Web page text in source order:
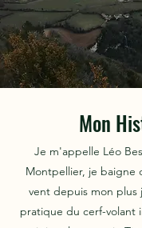
Mon
Je m'appelle Léo
Montpellier, je baigne
vent depuis mon plus
pratique du cerf-volant